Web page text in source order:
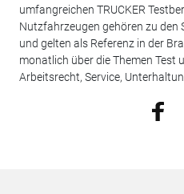
umfangreichen TRUCKER
Nutzfahrzeugen gehören zu
und gelten als Referenz in der
monatlich über die Themen Test
Arbeitsrecht, Service,